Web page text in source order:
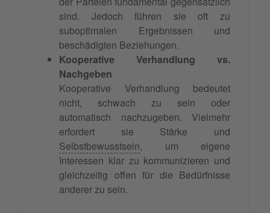
sind. Jedoch führen sie oft zu
suboptimalen Ergebnissen und
beschädigten Beziehungen.
Kooperative Verhandlung vs.
Nachgeben
Kooperative Verhandlung bedeutet
nicht, schwach zu sein oder
automatisch nachzugeben. Vielmehr
erfordert sie Stärke und
Selbstbewusstsein, um eigene
Interessen klar zu kommunizieren und
gleichzeitig offen für die Bedürfnisse
anderer zu sein.